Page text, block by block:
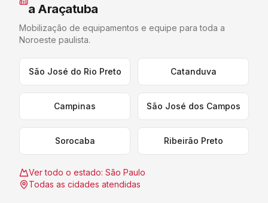
a Araçatuba
Mobilização de equipamentos e equipe para toda a
Noroeste paulista.
São José do Rio Preto Catanduva
Campinas São José dos Campos
Sorocaba Ribeirão Preto
Ver todo o estado: São Paulo
Todas as cidades atendidas